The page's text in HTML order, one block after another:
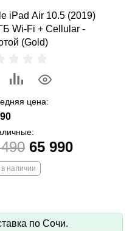
iPad Air 10.5 (2019)
Wi-Fi + Cellular -
(Gold)
цена:
65 990
наличии
по Сочи.